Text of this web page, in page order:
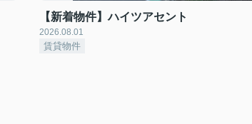
【新着物件】ハイツアセント
2026.08.01
賃貸物件